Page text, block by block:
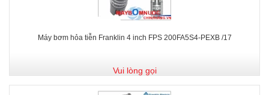
Máy bơm hỏa tiễn Franklin 4 inch FPS 200FA5S4-PEXB /17
Vui lòng gọi